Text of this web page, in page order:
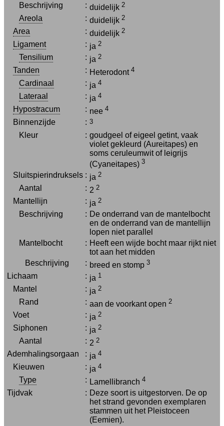
Beschrijving : duidelijk 2
Areola : duidelijk 2
Area : duidelijk 2
Ligament : ja 2
Tensilium : ja 2
Tanden : Heterodont 4
Cardinaal : ja 4
Lateraal : ja 4
Hypostracum : nee 4
Binnenzijde : 3
Kleur : goudgeel of eigeel getint, vaak
violet gekleurd (Aureitapes) en
soms ceruleumwit of leigrijs
(Cyaneitapes) 3
Sluitspierindruksels : ja 2
Aantal : 2 2
Mantellijn : ja 2
Beschrijving : De onderrand van de mantelbocht
en de onderrand van de mantellijn
lopen niet parallel
Mantelbocht
: Heeft een wijde bocht maar rijkt niet
tot aan het midden
Beschrijving
: breed en stomp 3
Lichaam : ja 1
Mantel : ja 2
Rand : aan de voorkant open 2
Voet : ja 2
Siphonen : ja 2
Aantal : 2 2
Ademhalingsorgaan : ja 4
Kieuwen : ja 4
Type : Lamellibranch 4
Tijdvak : Deze soort is uitgestorven. De op
het strand gevonden exemplaren
stammen uit het Pleistoceen
(Eemien).